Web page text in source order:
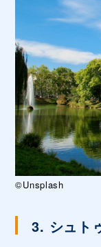
©Unsplash
3. シュト